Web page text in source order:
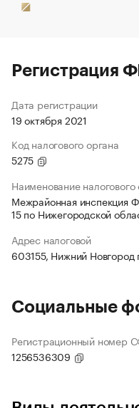
Регистрация
Дата регистрации
19 октября 2021
Код налогового органа
5275
Наименование налогового
Межрайонная инспекция
15 по Нижегородской
Адрес налоговой
603155, Нижний Новгород
Социальные
Регистрационный номер
1256536309